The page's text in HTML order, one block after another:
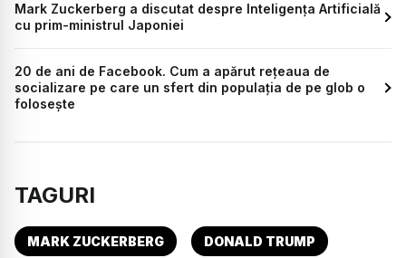
Mark Zuckerberg a discutat despre Inteligenţa Artificială
cu prim-ministrul Japoniei
20 de ani de Facebook. Cum a apărut rețeaua de
socializare pe care un sfert din populația de pe glob o
folosește
TAGURI
MARK ZUCKERBERG DONALD TRUMP